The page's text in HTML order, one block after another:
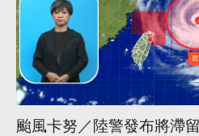
颱風卡努／陸警發布將滯